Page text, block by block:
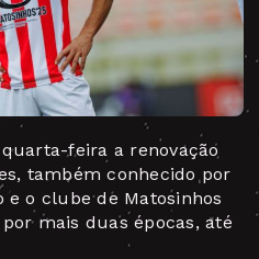
feira a renovação
também conhecido por
e o clube de Matosinhos
mais duas épocas, até